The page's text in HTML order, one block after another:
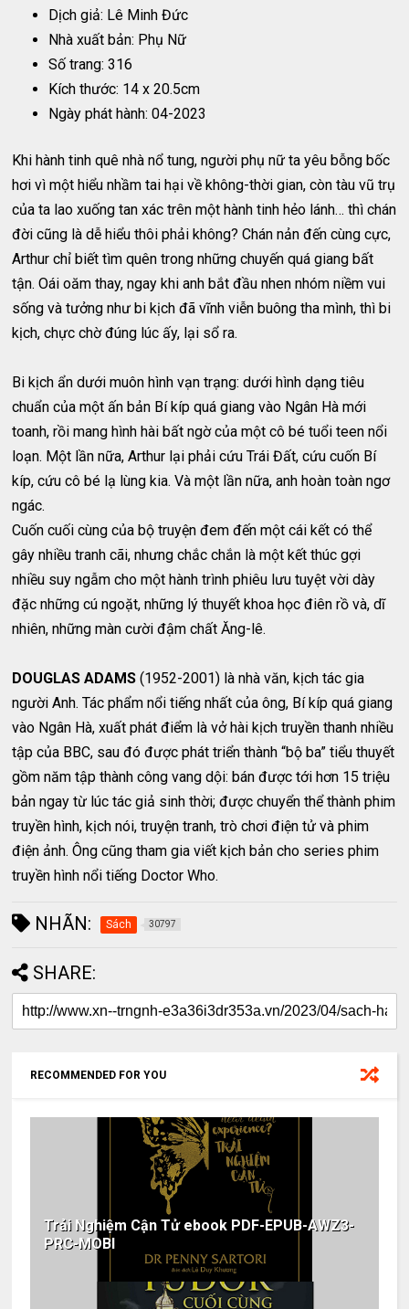
Dịch giả: Lê Minh Đức
Nhà xuất bản: Phụ Nữ
Số trang: 316
Kích thước: 14 x 20.5cm
Ngày phát hành: 04-2023
Khi hành tinh quê nhà nổ tung, người phụ nữ ta yêu bỗng bốc
hơi vì một hiểu nhầm tai hại về không-thời gian, còn tàu vũ trụ
của ta lao xuống tan xác trên một hành tinh hẻo lánh… thì chán
đời cũng là dễ hiểu thôi phải không? Chán nản đến cùng cực,
Arthur chỉ biết tìm quên trong những chuyến quá giang bất
tận. Oái oăm thay, ngay khi anh bắt đầu nhen nhóm niềm vui
sống và tưởng như bi kịch đã vĩnh viễn buông tha mình, thì bi
kịch, chực chờ đúng lúc ấy, lại sổ ra.
Bi kịch ẩn dưới muôn hình vạn trạng: dưới hình dạng tiêu
chuẩn của một ấn bản Bí kíp quá giang vào Ngân Hà mới
toanh, rồi mang hình hài bất ngờ của một cô bé tuổi teen nổi
loạn. Một lần nữa, Arthur lại phải cứu Trái Đất, cứu cuốn Bí
kíp, cứu cô bé lạ lùng kia. Và một lần nữa, anh hoàn toàn ngơ
ngác.
Cuốn cuối cùng của bộ truyện đem đến một cái kết có thể
gây nhiều tranh cãi, nhưng chắc chắn là một kết thúc gợi
nhiều suy ngẫm cho một hành trình phiêu lưu tuyệt vời dày
đặc những cú ngoặt, những lý thuyết khoa học điên rồ và, dĩ
nhiên, những màn cười đậm chất Ăng-lê.
DOUGLAS ADAMS(1952-2001) là nhà văn, kịch tác gia
người Anh. Tác phẩm nổi tiếng nhất của ông, Bí kíp quá giang
vào Ngân Hà, xuất phát điểm là vở hài kịch truyền thanh nhiều
tập của BBC, sau đó được phát triển thành “bộ ba” tiểu thuyết
gồm năm tập thành công vang dội: bán được tới hơn 15 triệu
bản ngay từ lúc tác giả sinh thời; được chuyển thể thành phim
truyền hình, kịch nói, truyện tranh, trò chơi điện tử và phim
điện ảnh. Ông cũng tham gia viết kịch bản cho series phim
truyền hình nổi tiếng Doctor Who.
NHÃN: Sách 30797
SHARE:
RECOMMENDED FOR YOU
Trải Nghiệm Cận Tử ebook PDF-EPUB-AWZ3-
PRC-MOBI